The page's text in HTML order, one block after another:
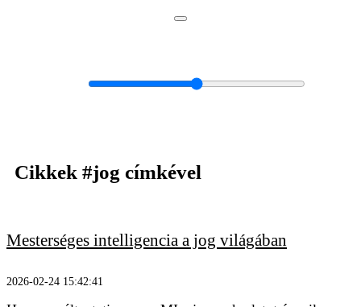
Cikkek #jog címkével
Mesterséges intelligencia a jog világában
2026-02-24 15:42:41